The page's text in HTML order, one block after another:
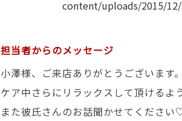
担当者からのメッセージ
小澤様、ご来店ありがとうございます。
ケア中さらにリラックスして頂けるよ
また彼氏さんのお話聞かせてください